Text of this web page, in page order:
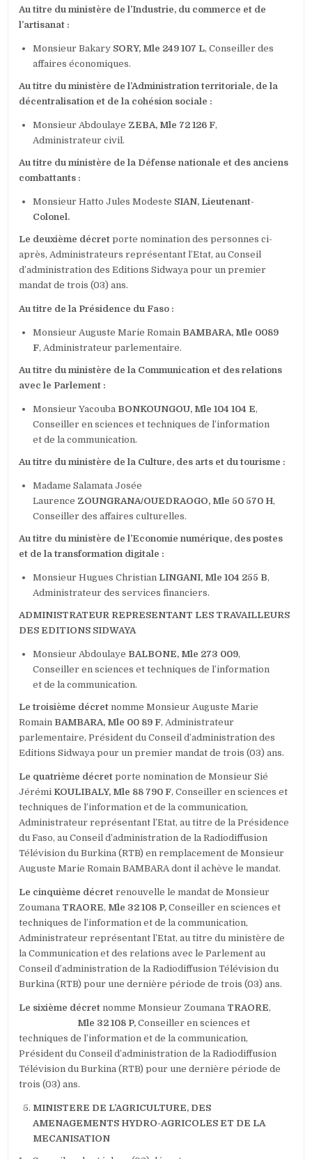
Au titre du ministère de l’Industrie, du commerce et de
l’artisanat :
Monsieur Bakary SORY, Mle 249 107 L, Conseiller des
affaires économiques.
Au titre du ministère de l’Administration territoriale, de la
décentralisation et de la cohésion sociale :
Monsieur Abdoulaye ZEBA, Mle 72 126 F,
Administrateur civil.
Au titre du ministère de la Défense nationale et des anciens
combattants :
Monsieur Hatto Jules Modeste SIAN, Lieutenant-
Colonel.
Le deuxième décret porte nomination des personnes ci-
après, Administrateurs représentant l’Etat, au Conseil
d’administration des Editions Sidwaya pour un premier
mandat de trois (03) ans.
Au titre de la Présidence du Faso :
Monsieur Auguste Marie Romain BAMBARA, Mle 0089
F, Administrateur parlementaire.
Au titre du ministère de la Communication et des relations
avec le Parlement :
Monsieur Yacouba BONKOUNGOU, Mle 104 104 E,
Conseiller en sciences et techniques de l’information
et de la communication.
Au titre du ministère de la Culture, des arts et du tourisme :
Madame Salamata Josée
Laurence ZOUNGRANA/OUEDRAOGO, Mle 50 570 H,
Conseiller des affaires culturelles.
Au titre du ministère de l’Economie numérique, des postes
et de la transformation digitale :
Monsieur Hugues ChristianLINGANI, Mle 104 255 B,
Administrateur des services financiers.
ADMINISTRATEUR REPRESENTANT LES TRAVAILLEURS
DES EDITIONS SIDWAYA
Monsieur Abdoulaye BALBONE, Mle 273 009,
Conseiller en sciences et techniques de l’information
et de la communication.
Le troisième décret nomme Monsieur Auguste Marie
Romain BAMBARA, Mle 00 89 F, Administrateur
parlementaire, Président du Conseil d’administration des
Editions Sidwaya pour un premier mandat de trois (03) ans.
Le quatrième décret porte nomination de Monsieur Sié
JérémiKOULIBALY, Mle 88 790 F, Conseiller en sciences et
techniques de l’information et de la communication,
Administrateur représentant l’Etat, au titre de la Présidence
du Faso, au Conseil d’administration de la Radiodiffusion
Télévision du Burkina (RTB) en remplacement de Monsieur
Auguste Marie Romain BAMBARA dont il achève le mandat.
Le cinquième décret renouvelle le mandat de Monsieur
Zoumana TRAORE, Mle 32 108 P, Conseiller en sciences et
techniques de l’information et de la communication,
Administrateur représentant l’Etat, au titre du ministère de
la Communication et des relations avec le Parlement au
Conseil d’administration de la Radiodiffusion Télévision du
Burkina (RTB) pour une dernière période de trois (03) ans.
Le sixième décret nomme Monsieur Zoumana TRAORE,
Mle 32 108 P, Conseiller en sciences et
techniques de l’information et de la communication,
Président du Conseil d’administration de la Radiodiffusion
Télévision du Burkina (RTB) pour une dernière période de
trois (03) ans.
MINISTERE DE L’AGRICULTURE, DES
AMENAGEMENTS HYDRO-AGRICOLES ET DE LA
MECANISATION